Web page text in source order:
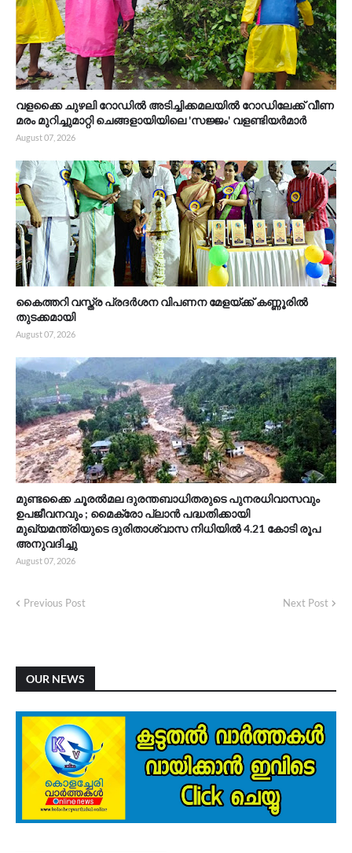
വളക്കൈ ചുഴലി റോഡിൽ അടിച്ചിക്കമലയിൽ റോഡിലേക്ക് വീണ
മരം മുറിച്ചുമാറ്റി ചെങ്ങളായിയിലെ 'സജ്ജം' വളണ്ടിയർമാർ
August 07, 2026
കൈത്തറി വസ്ത്ര പ്രദർശന വിപണന മേളയ്ക്ക് കണ്ണൂരിൽ
തുടക്കമായി
August 07, 2026
മുണ്ടക്കൈ ചൂരൽമല ദുരന്തബാധിതരുടെ പുനരധിവാസവും
ഉപജീവനവും ; മൈക്രോ പ്ലാൻ പദ്ധതിക്കായി
മുഖ്യമന്ത്രിയുടെ ദുരിതാശ്വാസ നിധിയിൽ 4.21 കോടി രൂപ
അനുവദിച്ചു
August 07, 2026
Previous Post Next Post
OUR NEWS